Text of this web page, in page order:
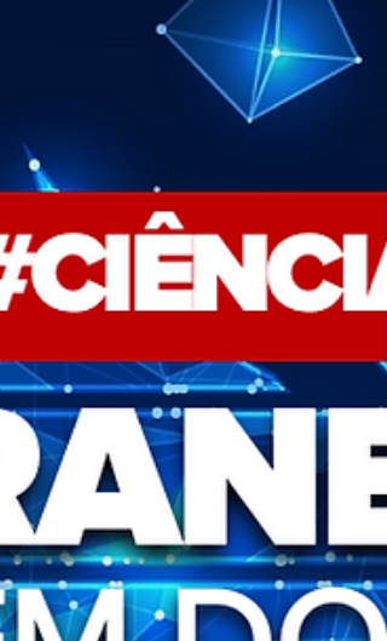
em pequenas quantidades. A tecnologia,
que se tornou famosa na Coreia do Sul e